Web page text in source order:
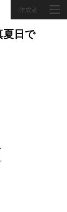
作成者
日で